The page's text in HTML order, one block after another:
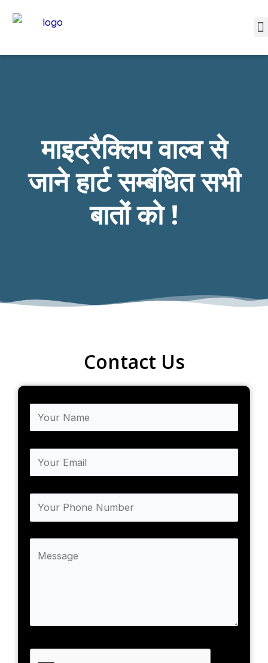
माइट्रैक्लिप वाल्व से
जाने हार्ट सम्बंधित सभी
बातों को !
Contact Us